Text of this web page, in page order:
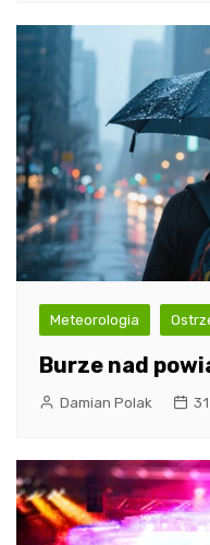
Meteorologia
Burze nad
Damian Polak